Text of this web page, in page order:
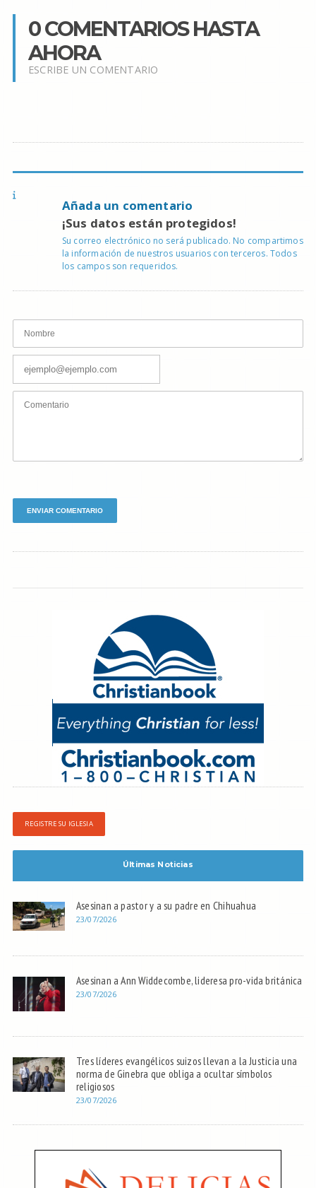
0 COMENTARIOS HASTA
AHORA
ESCRIBE UN COMENTARIO
Añada un comentario
¡Sus datos están protegidos!
Su correo electrónico no será publicado. No compartimos
la información de nuestros usuarios con terceros. Todos
los campos son requeridos.
REGISTRE SU IGLESIA
Últimas Noticias
Asesinan a pastor y a su padre en Chihuahua
23/07/2026
Asesinan a Ann Widdecombe, lideresa pro-vida británica
23/07/2026
Tres líderes evangélicos suizos llevan a la Justicia una
norma de Ginebra que obliga a ocultar símbolos
religiosos
23/07/2026